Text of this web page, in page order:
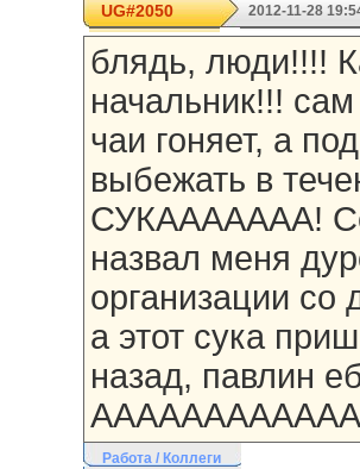
UG#2050 2012-11-28
блядь, люди!!!!
начальник!!!
чаи гоняет, а
выбежать в
СУКААААААА!
назвал меня
организации со
а этот сука
назад, павлин
Работа / Коллеги